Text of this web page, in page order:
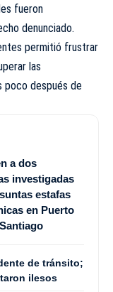
fueron
denunciado.
permitió frustrar
las
poco después de
a dos
investigadas
estafas
en Puerto
de tránsito;
ilesos